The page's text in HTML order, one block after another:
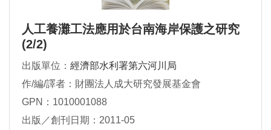
人工養灘工法應用於台南海岸保護之研究
(2/2)
出版單位： 經濟部水利署第六河川局
作/編/譯者：財團法人成大研究發展基金會
GPN：1010001088
出版／創刊日期：2011-05